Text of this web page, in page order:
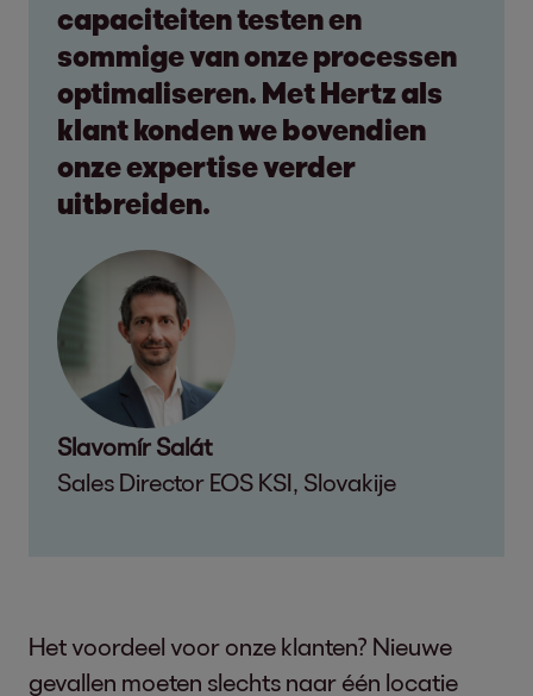
capaciteiten testen en
sommige van onze processen
optimaliseren. Met Hertz als
klant konden we bovendien
onze expertise verder
uitbreiden.
Slavomír Salát
Sales Director EOS KSI, Slovakije
Het voordeel voor onze klanten? Nieuwe
gevallen moeten slechts naar één locatie